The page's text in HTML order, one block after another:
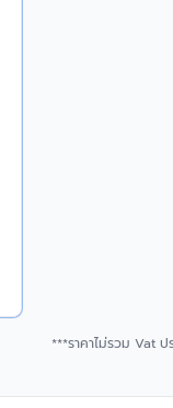
***ราคาไม่รวม Vat ป